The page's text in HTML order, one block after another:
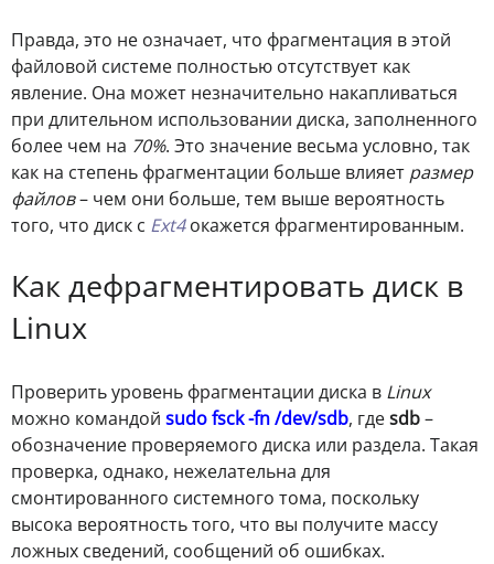
Правда, это не означает, что фрагментация в этой
файловой системе полностью отсутствует как
явление. Она может незначительно накапливаться
при длительном использовании диска, заполненного
более чем на 70%. Это значение весьма условно, так
как на степень фрагментации больше влияет размер
файлов– чем они больше, тем выше вероятность
того, что диск с Ext4окажется фрагментированным.
Как дефрагментировать диск в
Linux
Проверить уровень фрагментации диска в Linux
можно командой sudo fsck -fn /dev/sdb, гдеsdb–
обозначение проверяемого диска или раздела. Такая
проверка, однако, нежелательна для
смонтированного системного тома, поскольку
высока вероятность того, что вы получите массу
ложных сведений, сообщений об ошибках.